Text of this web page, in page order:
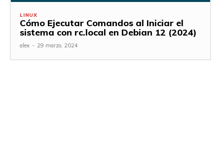
LINUX
Cómo Ejecutar Comandos al Iniciar el
sistema con rc.local en Debian 12 (2024)
alex - 29 marzo, 2024